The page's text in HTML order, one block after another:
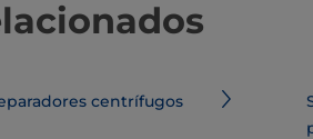
centrífugos